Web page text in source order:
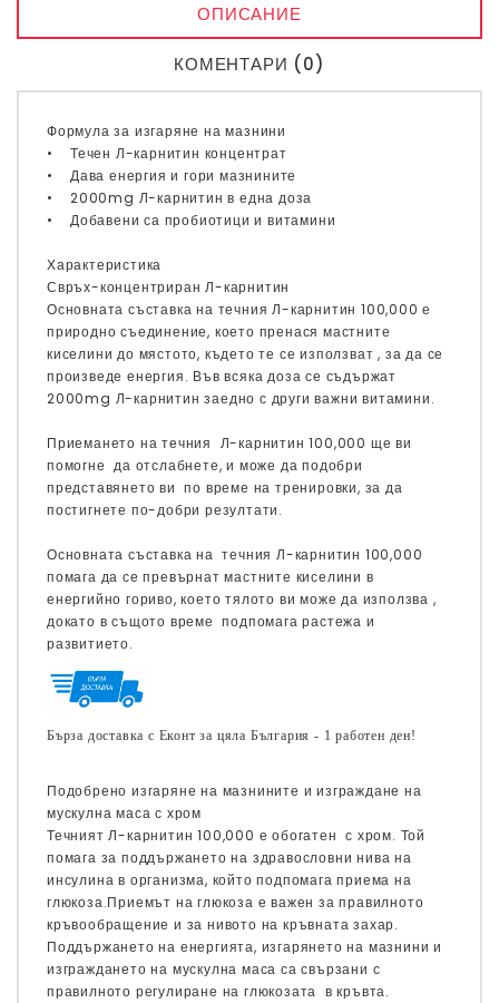
ОПИСАНИЕ
КОМЕНТАРИ (0)
Формула за изгаряне на мазнини
• Течен Л-карнитин концентрат
• Дава енергия и гори мазнините
• 2000mg Л-карнитин в една доза
• Добавени са пробиотици и витамини
Характеристика
Свръх-концентриран Л-карнитин
Основната съставка на течния Л-карнитин 100,000 е
природно съединение, което пренася мастните
киселини до мястото, където те се използват , за да се
произведе енергия. Във всяка доза се съдържат
2000mg Л-карнитин заедно с други важни витамини.
Приемането на течния Л-карнитин 100,000 ще ви
помогне да отслабнете, и може да подобри
представянето ви по време на тренировки, за да
постигнете по-добри резултати.
Основната съставка на течния Л-карнитин 100,000
помага да се превърнат мастните киселини в
енергийно гориво, което тялото ви може да използва ,
докато в същото време подпомага растежа и
развитието.
Бърза доставка с Еконт за цяла България - 1 работен ден!
Подобрено изгаряне на мазнините и изграждане на
мускулна маса с хром
Течният Л-карнитин 100,000 е обогатен с хром. Той
помага за поддържането на здравословни нива на
инсулина в организма, който подпомага приема на
глюкоза.Приемът на глюкоза е важен за правилното
кръвообращение и за нивото на кръвната захар.
Поддържането на енергията, изгарянето на мазнини и
изграждането на мускулна маса са свързани с
правилното регулиране на глюкозата в кръвта.